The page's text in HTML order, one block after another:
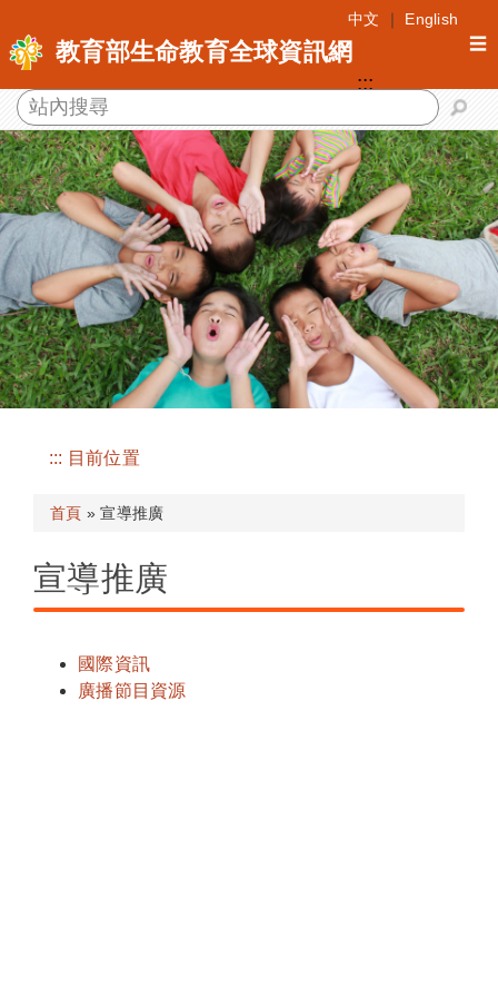
到
主
要
內
容
區
塊
☰
中文 ｜ English
教育部生命教育全球資訊網
:::
::: 目前位置
首頁 » 宣導推廣
宣導推廣
國際資訊
廣播節目資源